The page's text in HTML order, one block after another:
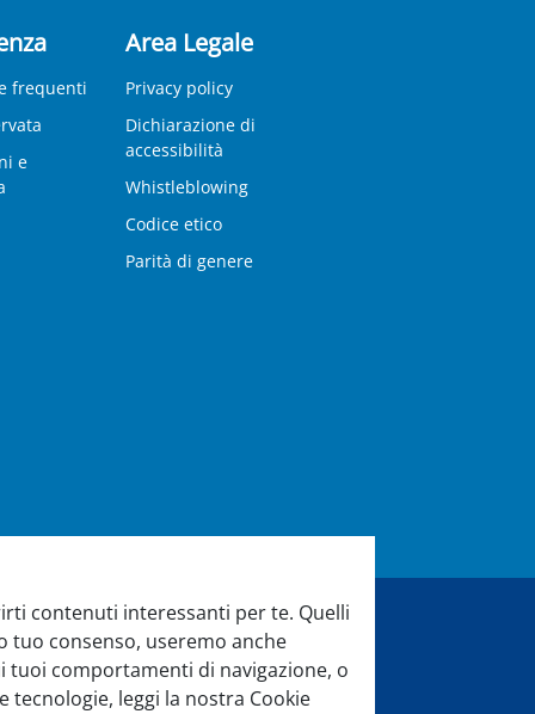
contenuti interessanti per te. Quelli
consenso, useremo anche
tuoi comportamenti di navigazione, o
leggi la nostra Cookie
frequenti
e
Area Legale
Privacy policy
Dichiarazione di
accessibilità
Whistleblowing
Codice etico
Parità di genere
aiuto?
assistenza sarà lieto di aiutarti